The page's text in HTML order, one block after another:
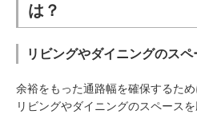
は？
リビングやダイニングのス
余裕をもった通路幅を確保するた
リビングやダイニングのスペース